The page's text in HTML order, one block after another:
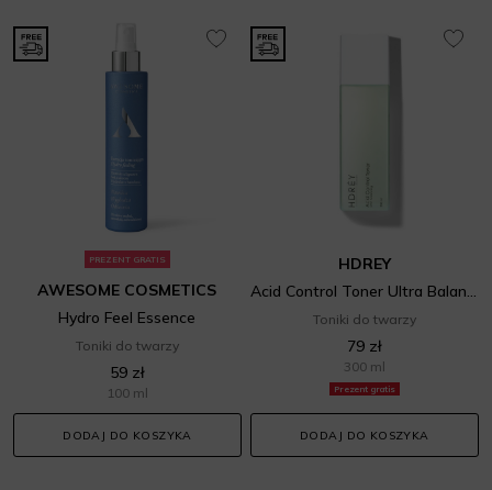
PREZENT GRATIS
AWESOME COSMETICS
Hydro Feel Essence
Toniki do twarzy
59 zł
100 ml
DODAJ DO KOSZYKA
Prezent gratis
HDREY
Acid Control Toner Ultra Balancing
Toniki do twarzy
79 zł
300 ml
DODAJ DO KOSZYKA